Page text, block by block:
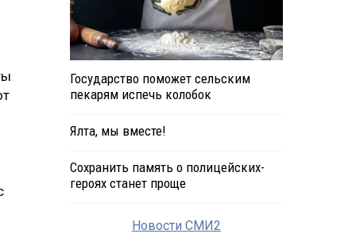
Государство поможет сельским
пекарям испечь колобок
Ялта, мы вместе!
Сохранить память о полицейских-
героях станет проще
Новости СМИ2